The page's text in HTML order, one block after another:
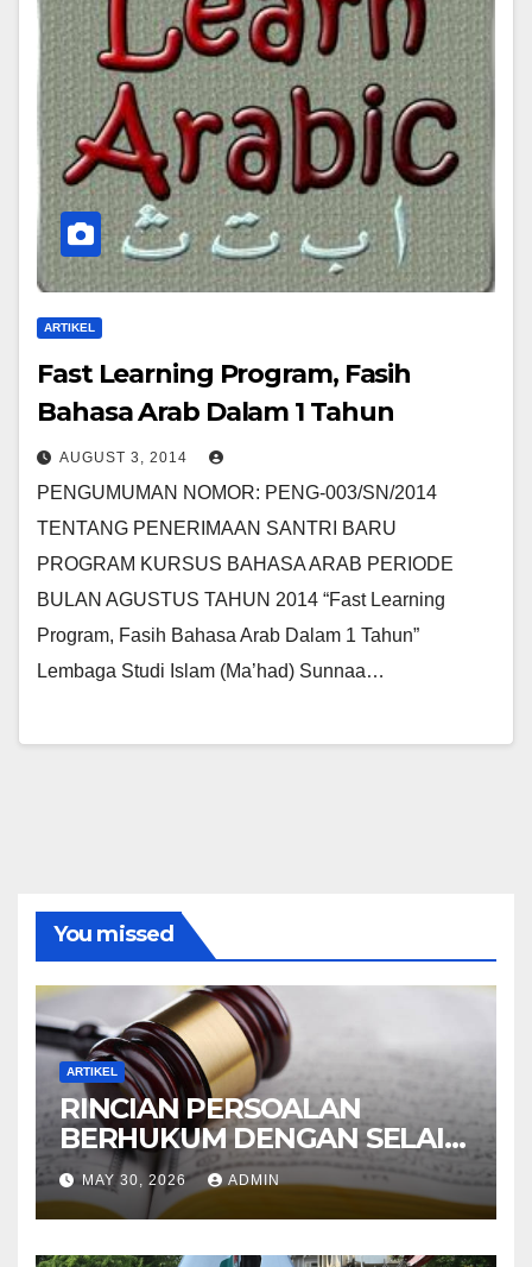
ARTIKEL
Fast Learning Program, Fasih
Bahasa Arab Dalam 1 Tahun
AUGUST 3, 2014
PENGUMUMAN NOMOR: PENG-003/SN/2014
TENTANG PENERIMAAN SANTRI BARU
PROGRAM KURSUS BAHASA ARAB PERIODE
BULAN AGUSTUS TAHUN 2014 “Fast Learning
Program, Fasih Bahasa Arab Dalam 1 Tahun”
Lembaga Studi Islam (Ma’had) Sunnaa…
You missed
ARTIKEL
RINCIAN PERSOALAN
BERHUKUM DENGAN SELAIN
HUKUM ALLAH DALAM
KITAB AT-TAMHID SYARAH
KITAB AT-TAUHID
MAY 30, 2026 ADMIN